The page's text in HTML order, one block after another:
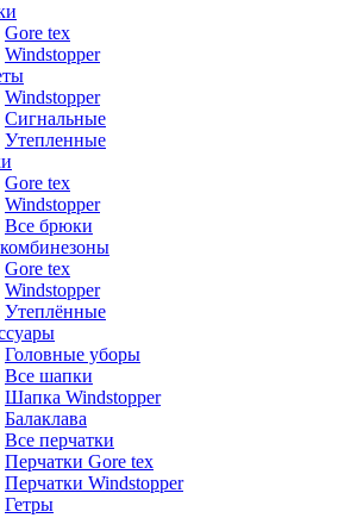
Gore tex
Windstopper
Windstopper
Сигнальные
Утепленные
Gore tex
Windstopper
Все брюки
Gore tex
Windstopper
Утеплённые
Головные уборы
Все шапки
Шапка Windstopper
Балаклава
Все перчатки
Перчатки Gore tex
Перчатки Windstopper
Гетры